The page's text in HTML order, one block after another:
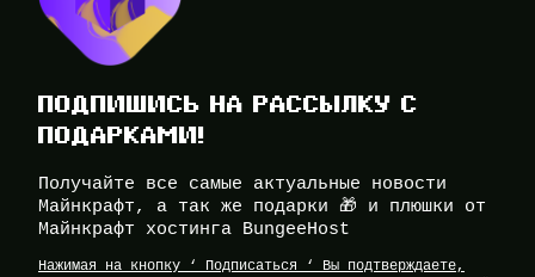
ПОДПИШИСЬ НА РАССЫЛКУ С
ПОДАРКАМИ!
Получайте все самые актуальные новости
Майнкрафт, а так же подарки 🎁 и плюшки от
Майнкрафт хостинга BungeeHost
Нажимая на кнопку ‘ Подписаться ‘ Вы подтверждаете,